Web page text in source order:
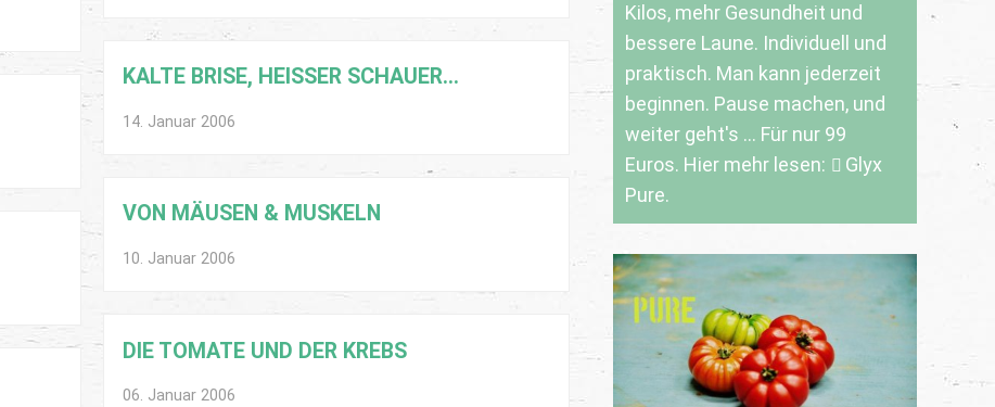
Kilos, mehr Gesundheit und
bessere Laune. Individuell und
praktisch. Man kann jederzeit
beginnen. Pause machen, und
weiter geht's ... Für nur 99
Euros. Hier mehr lesen:
Glyx
Pure.
KALTE BRISE, HEISSER SCHAUER…
14. Januar 2006
VON MÄUSEN & MUSKELN
10. Januar 2006
DIE TOMATE UND DER KREBS
06. Januar 2006